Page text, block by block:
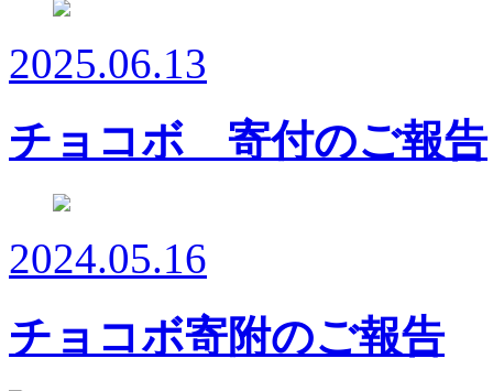
2025.06.13
チョコボ 寄付のご報告
2024.05.16
チョコボ寄附のご報告